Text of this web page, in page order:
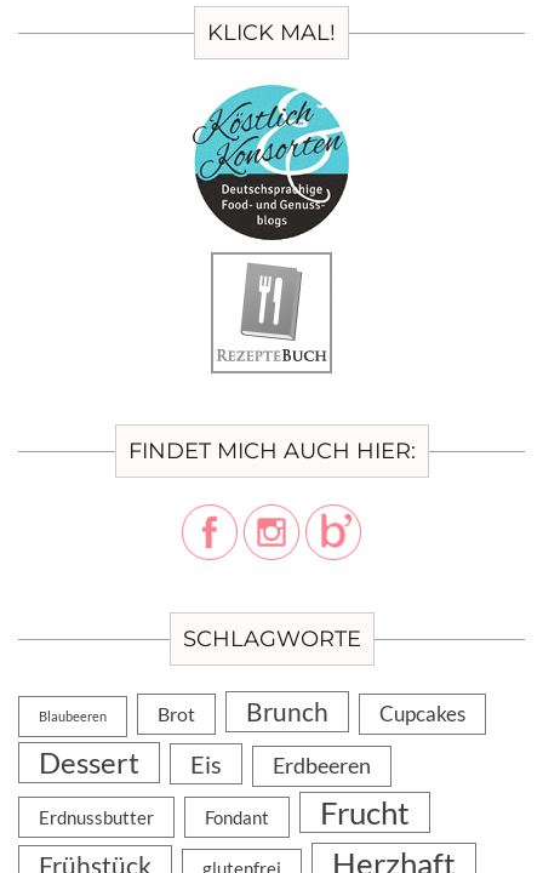
KLICK MAL!
FINDET MICH AUCH HIER:
SCHLAGWORTE
Blaubeeren Brot Brunch Cupcakes
Dessert Eis Erdbeeren
Erdnussbutter Fondant Frucht
Frühstück glutenfrei Herzhaft